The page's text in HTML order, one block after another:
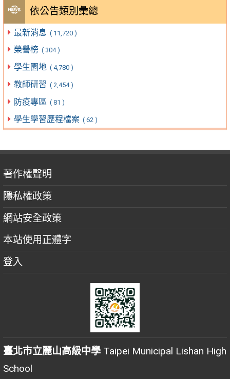
依公告類別彙總
最新消息 ( 11,720 )
榮譽榜 ( 304 )
學生園地 ( 4,780 )
教師研習 ( 2,454 )
防疫專區 ( 81 )
學生學習歷程檔案 ( 62 )
著作權聲明
隱私權政策
網站安全政策
本站使用正體字
登入
臺北市立麗山高級中學 Taipei Municipal Lishan High
School